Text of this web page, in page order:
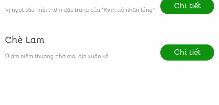
Vị ngọt sắc, mùi thơm đặc trưng của “Kinh đô nhãn lồng” Chi tiết
Chè Lam
Ủ ấm niềm thương nhớ mỗi dịp xuân về Chi tiết